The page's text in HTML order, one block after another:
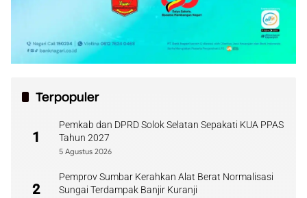
Terpopuler
1
Pemkab dan DPRD Solok Selatan Sepakati KUA PPAS
Tahun 2027
5 Agustus 2026
2
Pemprov Sumbar Kerahkan Alat Berat Normalisasi
Sungai Terdampak Banjir Kuranji